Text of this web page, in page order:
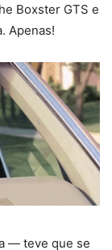
Boxster GTS e
Apenas!
— teve que se